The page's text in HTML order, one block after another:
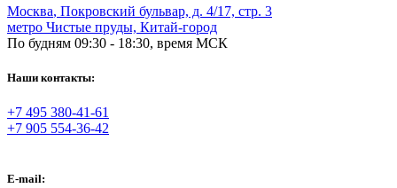
Москва, Покровский бульвар, д. 4/17, стр. 3
метро Чистые пруды, Китай-город
По будням 09:30 - 18:30, время МСК
Наши контакты:
+7 495 380-41-61
+7 905 554-36-42
E-mail: